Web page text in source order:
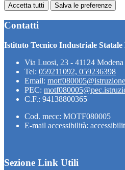
Accetta tutti Salva le preferenze
Contatti
Istituto Tecnico Industriale
Via Luosi, 23 - 41124
Tel: 059211092, 059236398
Email:
PEC:
C.F.: 94138800365
Cod. mecc: MOTF080005
E-mail accessibilità:
Sezione Link Utili